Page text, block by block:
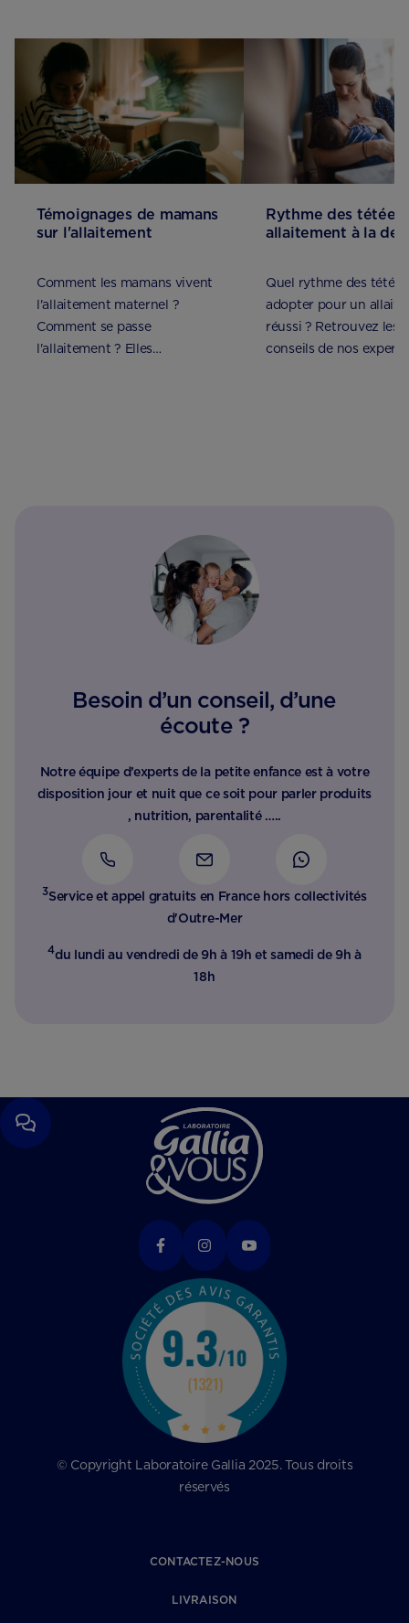
Témoignages de mamans
sur l'allaitement
Comment les mamans vivent
l'allaitement maternel ?
Comment se passe
l'allaitement ? Elles
Rythme des tétées
allaitement à la
Quel rythme des
adopter pour un
réussi ? Retrouvez les
conseils de nos
Besoin d’un conseil, d’une
écoute ?
Notre équipe d’experts de la petite enfance est à votre
disposition jour et nuit que ce soit pour parler produits
, nutrition, parentalité …..
3Service et appel gratuits en France hors collectivités
d'Outre-Mer​
4du lundi au vendredi de 9h à 19h et samedi de 9h à
18h
© Copyright Laboratoire Gallia 2025. Tous droits
réservés
CONTACTEZ-NOUS
LIVRAISON